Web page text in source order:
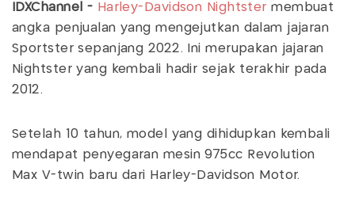
IDXChannel - Harley-Davidson Nightster membuat
angka penjualan yang mengejutkan dalam jajaran
Sportster sepanjang 2022. Ini merupakan jajaran
Nightster yang kembali hadir sejak terakhir pada
2012.
Setelah 10 tahun, model yang dihidupkan kembali
mendapat penyegaran mesin 975cc Revolution
Max V-twin baru dari Harley-Davidson Motor.